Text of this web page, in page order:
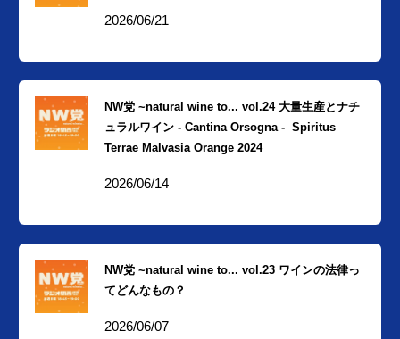
2026/06/21
NW党 ~natural wine to... vol.24 大量生産とナチ
ュラルワイン - Cantina Orsogna - Spiritus
Terrae Malvasia Orange 2024
2026/06/14
NW党 ~natural wine to... vol.23 ワインの法律っ
てどんなもの？
2026/06/07